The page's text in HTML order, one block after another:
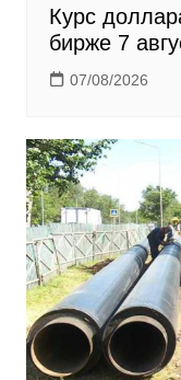
Курс
бирже 7
07/08/2026